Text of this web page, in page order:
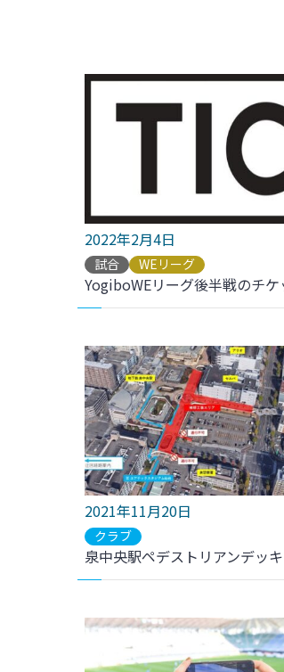
2022年2月4日
試合 WEリーグ
2021年11月20日
クラブ